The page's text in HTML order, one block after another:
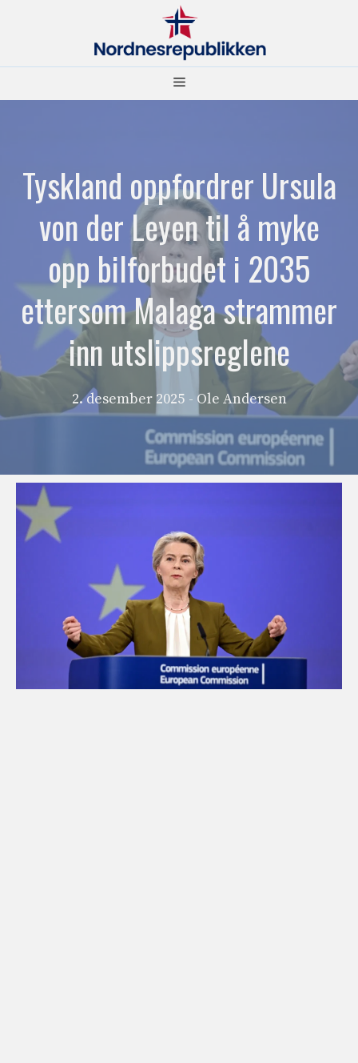
Meny
Tyskland oppfordrer Ursula
von der Leyen til å myke
opp bilforbudet i 2035
ettersom Malaga strammer
inn utslippsreglene
2. desember 2025 - Ole Andersen